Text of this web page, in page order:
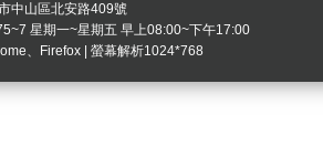
中山區北安路409號
星期一~星期五 早上08:00~下午17:00
、Firefox | 螢幕解析1024*768